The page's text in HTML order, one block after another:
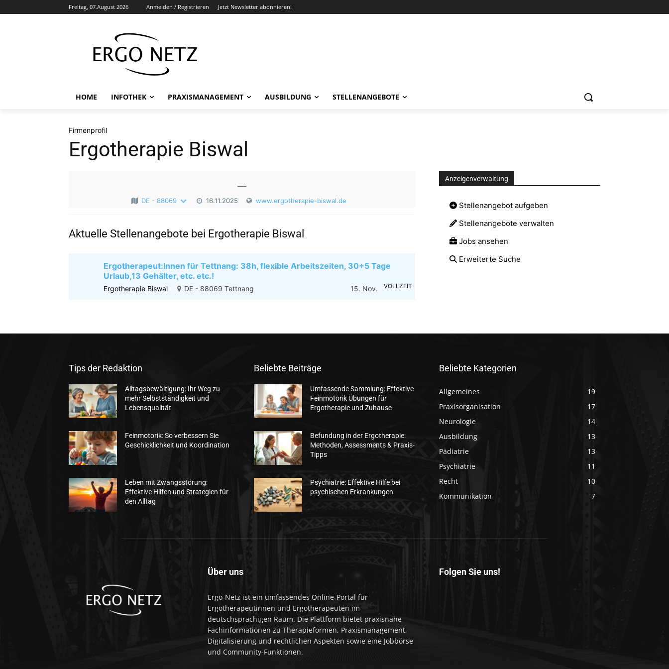
Freitag, 07.August 2026 Anmelden / Registrieren Jetzt Newsletter abonnieren!
HOME INFOTHEK PRAXISMANAGEMENT AUSBILDUNG STELLENANGEBOTE
Firmenprofil
Ergotherapie Biswal
—
DE - 88069 16.11.2025 www.ergotherapie-biswal.de
Aktuelle Stellenangebote bei Ergotherapie Biswal
Ergotherapeut:Innen für Tettnang: 38h, flexible Arbeitszeiten, 30+5 Tage
Urlaub,13 Gehälter, etc. etc.!
VOLLZEIT
Ergotherapie Biswal DE - 88069 Tettnang 15. Nov.
Anzeigenverwaltung
Stellenangebot aufgeben
Stellenangebote verwalten
Jobs ansehen
Erweiterte Suche
Tips der Redaktion
Alltagsbewältigung: Ihr Weg zu
mehr Selbstständigkeit und
Lebensqualität
Feinmotorik: So verbessern Sie
Geschicklichkeit und Koordination
Leben mit Zwangsstörung:
Effektive Hilfen und Strategien für
den Alltag
Beliebte Beiträge
Umfassende Sammlung: Effektive
Feinmotorik Übungen für
Ergotherapie und Zuhause
Befundung in der Ergotherapie:
Methoden, Assessments & Praxis-
Tipps
Psychiatrie: Effektive Hilfe bei
psychischen Erkrankungen
Beliebte Kategorien
Allgemeines
19
Praxisorganisation
17
Neurologie
14
Ausbildung
13
Pädiatrie
13
Psychiatrie
11
Recht
10
Kommunikation
7
Über uns
Ergo-Netz ist ein umfassendes Online-Portal für
Ergotherapeutinnen und Ergotherapeuten im
deutschsprachigen Raum. Die Plattform bietet praxisnahe
Fachinformationen zu Therapieformen, Praxismanagement,
Digitalisierung und rechtlichen Aspekten sowie eine Jobbörse
und Community-Funktionen.
Folgen Sie uns!